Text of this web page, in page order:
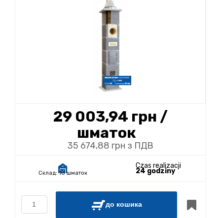
29 003,94 грн /
шматок
35 674,88 грн з ПДВ
Склад: 10 шматок
Czas realizacji
24 godziny
до кошика